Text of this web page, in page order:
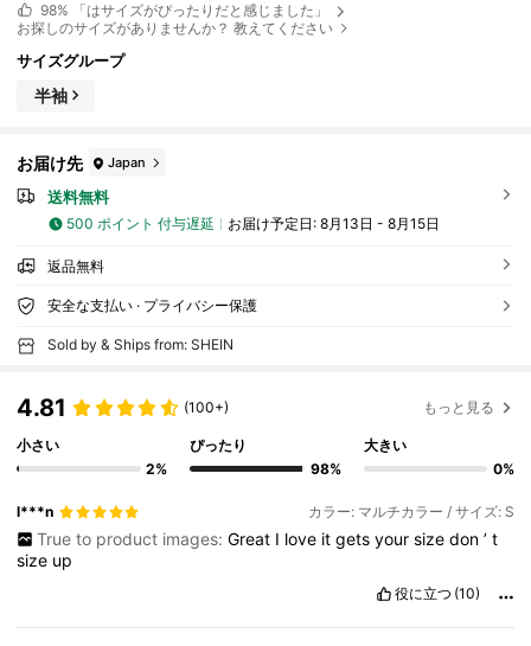
98% 「はサイズがぴったりだと感じました」
お探しのサイズがありませんか？ 教えてください
サイズグループ
半袖
お届け先 Japan
送料無料
500 ポイント 付与遅延 お届け予定日: 8月13日 - 8月15日
返品無料
安全な支払い · プライバシー保護
Sold by & Ships from: SHEIN
4.81 (100+) もっと見る
小さい
2%
ぴったり
98%
大きい
0%
l***n カラー: マルチカラー / サイズ: S
True to product images: Great I love it gets your size don ’ t
size up
役に立つ (10)